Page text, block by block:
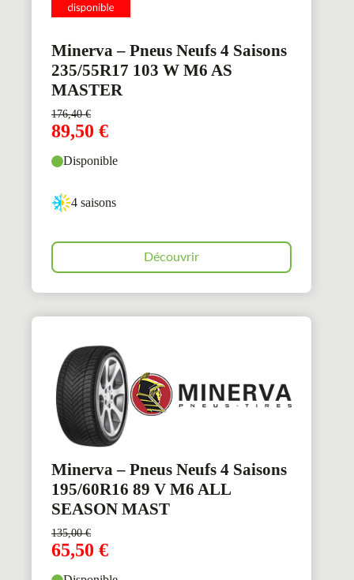
Minerva – Pneus Neufs 4 Saisons
235/55R17 103 W M6 AS
MASTER
176,40€
89,50 €
Disponible
4 saisons
Découvrir
Minerva – Pneus Neufs 4 Saisons
195/60R16 89 V M6 ALL
SEASON MAST
135,00€
65,50 €